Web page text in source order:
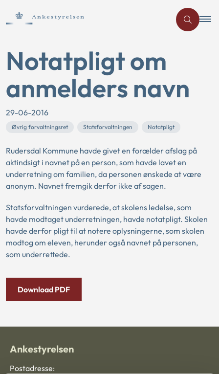
Notatpligt om
anmelders navn
29-06-2016
Øvrig forvaltningsret Statsforvaltningen Notatpligt
Rudersdal Kommune havde givet en forælder afslag på
aktindsigt i navnet på en person, som havde lavet en
underretning om familien, da personen ønskede at være
anonym. Navnet fremgik derfor ikke af sagen.
Statsforvaltningen vurderede, at skolens ledelse, som
havde modtaget underretningen, havde notatpligt. Skolen
havde derfor pligt til at notere oplysningerne, som skolen
modtog om eleven, herunder også navnet på personen,
som underrettede.
Download PDF
Ankestyrelsen
Postadresse: